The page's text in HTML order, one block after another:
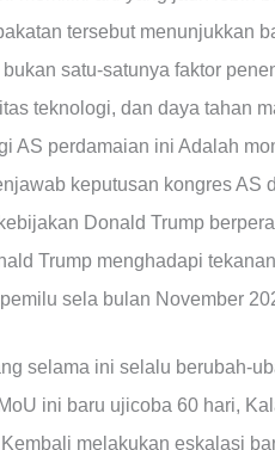
tersebut menunjukkan
satu-satunya faktor
teknologi, dan daya tahan
AS perdamaian ini Adalah
keputusan kongres AS
Donald Trump
Trump menghadapi
sela bulan November
selama ini selalu berubah-
ini baru ujicoba 60 hari,
melakukan eskalasi